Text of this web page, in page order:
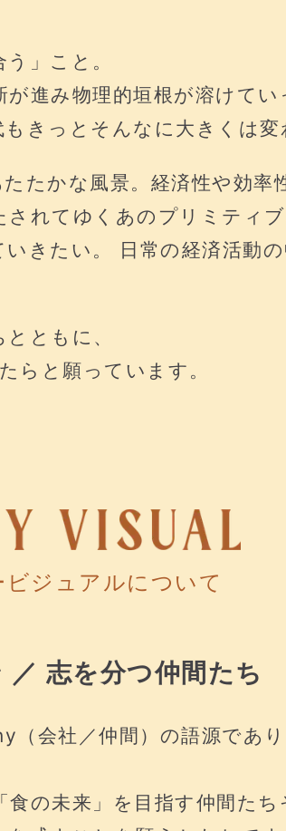
」こと。
進み物理的垣根が溶けてい
きっとそんなに大きくは変
たかな風景。経済性や効率
れてゆくあのプリミティブ
きたい。 日常の経済活動
ともに、
と願っています。
ビジュアルについて
志を分つ仲間たち
会社／仲間）の語源であ
の未来」を目指す仲間たち